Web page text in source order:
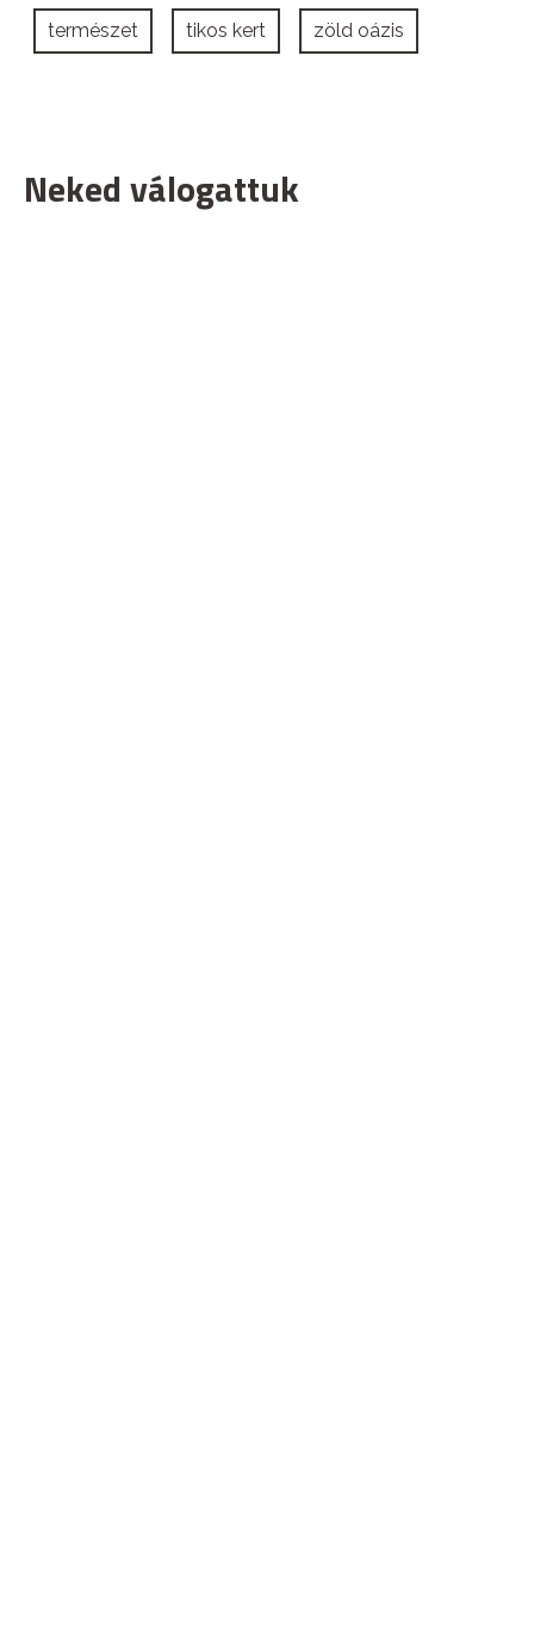
természet tikos kert zöld oázis
Neked válogattuk